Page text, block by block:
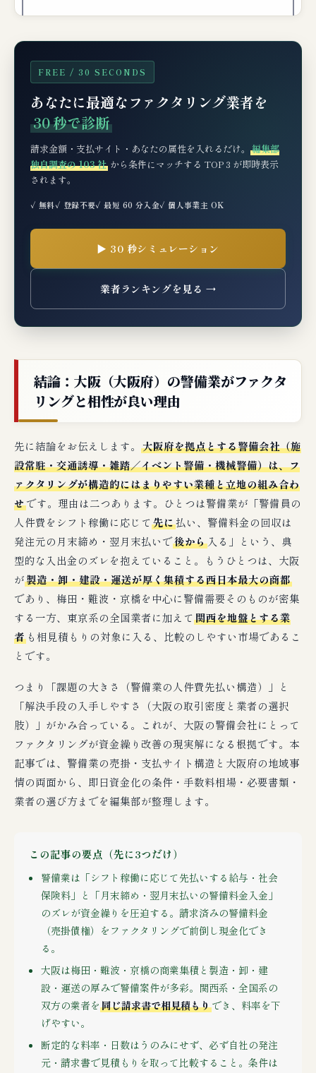
FREE / 30 SECONDS
あなたに最適なファクタリング業者を
30 秒で診断
請求金額・支払サイト・あなたの属性を入れるだけ。 編集部
独自調査の 103 社 から条件にマッチする TOP 3 が即時表示
されます。
✓ 無料✓ 登録不要✓ 最短 60 分入金✓ 個人事業主 OK
▶ 30 秒シミュレーション
業者ランキングを見る →
結論：大阪（大阪府）の警備業がファクタ
リングと相性が良い理由
先に結論をお伝えします。 大阪府を拠点とする警備会社（施
設常駐・交通誘導・雑踏／イベント警備・機械警備）は、フ
ァクタリングが構造的にはまりやすい業種と立地の組み合わ
せです。理由は二つあります。ひとつは警備業が「警備員の
人件費をシフト稼働に応じて先に払い、警備料金の回収は
発注元の月末締め・翌月末払いで後から 入る」という、典
型的な入出金のズレを抱えていること。もうひとつは、大阪
が製造・卸・建設・運送が厚く集積する西日本最大の商都
であり、梅田・難波・京橋を中心に警備需要そのものが密集
する一方、東京系の全国業者に加えて関西を地盤とする業
者 も相見積もりの対象に入る、比較のしやすい市場であるこ
とです。
つまり「課題の大きさ（警備業の人件費先払い構造）」と
「解決手段の入手しやすさ（大阪の取引密度と業者の選択
肢）」がかみ合っている。これが、大阪の警備会社にとって
ファクタリングが資金繰り改善の現実解になる根拠です。本
記事では、警備業の売掛・支払サイト構造と大阪府の地域事
情の両面から、即日資金化の条件・手数料相場・必要書類・
業者の選び方までを編集部が整理します。
この記事の要点（先に3つだけ）
警備業は「シフト稼働に応じて先払いする給与・社会
保険料」と「月末締め・翌月末払いの警備料金入金」
のズレが資金繰りを圧迫する。請求済みの警備料金
（売掛債権）をファクタリングで前倒し現金化でき
る。
大阪は梅田・難波・京橋の商業集積と製造・卸・建
設・運送の厚みで警備案件が多彩。関西系・全国系の
双方の業者を同じ請求書で相見積もりでき、料率を下
げやすい。
断定的な料率・日数はうのみにせず、必ず自社の発注
元・請求書で見積もりを取って比較すること。条件は